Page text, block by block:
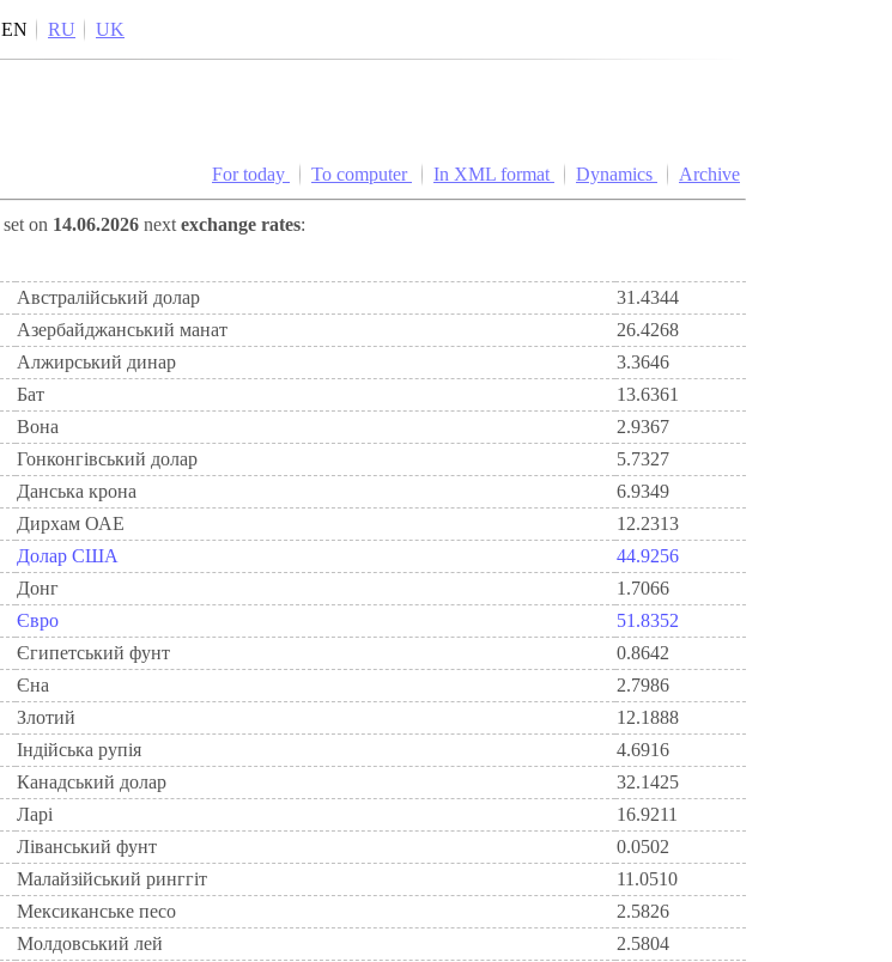
EN RU UK
For today To computer In XML format Dynamics Archive
set on 14.06.2026 next exchange rates:
Австралійський долар
31.4344
Азербайджанський манат
26.4268
Алжирський динар
3.3646
Бат
13.6361
Вона
2.9367
Гонконгівський долар
5.7327
Данська крона
6.9349
Дирхам ОАЕ
12.2313
Долар США
44.9256
Донг
1.7066
Євро
51.8352
Єгипетський фунт
0.8642
Єна
2.7986
Злотий
12.1888
Індійська рупія
4.6916
Канадський долар
32.1425
Ларi
16.9211
Ліванський фунт
0.0502
Малайзійський ринггіт
11.0510
Мексиканське песо
2.5826
Молдовський лей
2.5804